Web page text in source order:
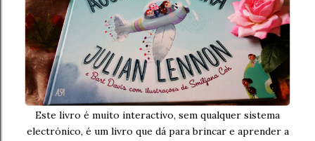
Este livro é muito interactivo, sem qualquer sistema
electrónico, é um livro que dá para brincar e aprender a